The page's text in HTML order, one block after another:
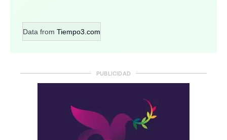
Data from Tiempo3.com
PUBLICIDAD